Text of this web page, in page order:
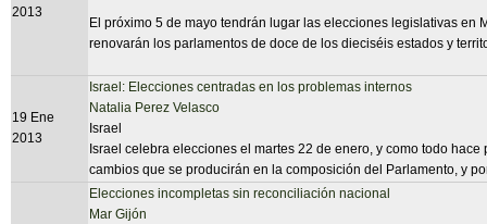
2013
El próximo 5 de mayo tendrán lugar las elecciones legislativas
renovarán los parlamentos de doce de los dieciséis estados y
19 Ene
2013
Israel: Elecciones centradas en los problemas internos
Natalia Perez Velasco
Israel
Israel celebra elecciones el martes 22 de enero, y como todo
cambios que se producirán en la composición del Parlamento, y
Elecciones incompletas sin reconciliación nacional
Mar Gijón